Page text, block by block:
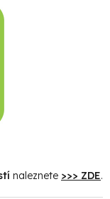
naleznete >>> ZDE.